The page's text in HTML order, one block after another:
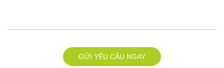
GỬI YÊU CẦU NGAY